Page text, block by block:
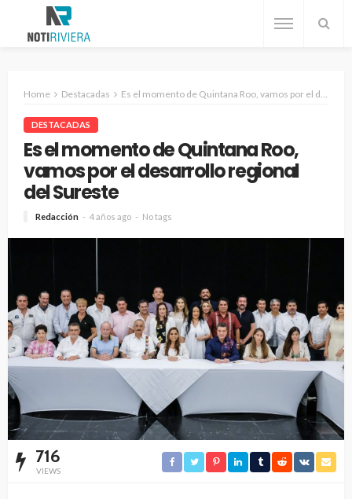
Home Destacadas Es el momento de Quintana Roo, vamos por el desarrollo regional del Sureste
DESTACADAS
Es el momento de Quintana Roo,
vamos por el desarrollo regional
del Sureste
Redacción 4 años ago No tags
716
VIEWS